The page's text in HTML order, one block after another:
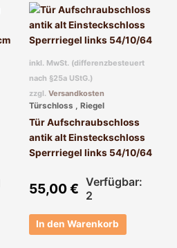
inkl. MwSt. (differenzbesteuert
nach §25a UStG.)
zzgl. Versandkosten
Türschloss , Riegel
Tür Aufschraubschloss
antik alt Einsteckschloss
Sperrriegel links 54/10/64
55,00€ Verfügbar:
2
In den Warenkorb